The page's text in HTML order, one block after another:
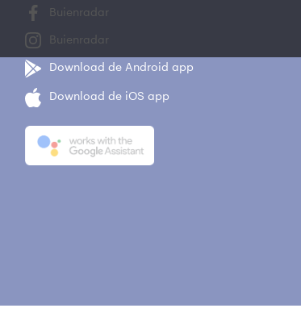
Buienradar
Buienradar
Download de Android app
Download de iOS app